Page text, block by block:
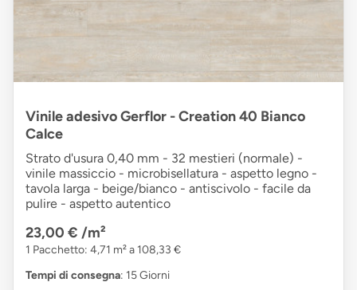
Vinile adesivo Gerflor - Creation 40 Bianco
Calce
Strato d'usura 0,40 mm - 32 mestieri (normale) -
vinile massiccio - microbisellatura - aspetto legno -
tavola larga - beige/bianco - antiscivolo - facile da
pulire - aspetto autentico
23,00 € /m²
1 Pacchetto: 4,71 m² a 108,33 €
Tempi di consegna: 15 Giorni